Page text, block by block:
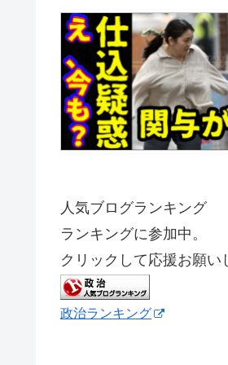
人気ブログランキング
ランキングに参加中。
クリックして応援お願い
政治ランキング